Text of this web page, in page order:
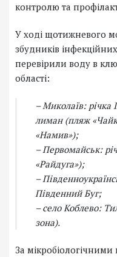
контролю та
У ході щотижневого
збудників
перевірили воду в
області:
– Миколаїв: річка
лиман (пляж
«Намив»);
– Первомайськ:
«Райдуга»);
–
Південний Буг;
– село Коблево:
зона).
За